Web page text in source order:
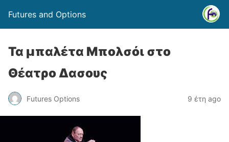
Futures and Options
Τα μπαλέτα Μπολσόι στο
Θέατρο Δασους
Futures Options 9 έτη ago